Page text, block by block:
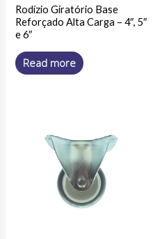
Rodízio Giratório Base
Reforçado Alta Carga – 4″, 5″
e 6″
Read more